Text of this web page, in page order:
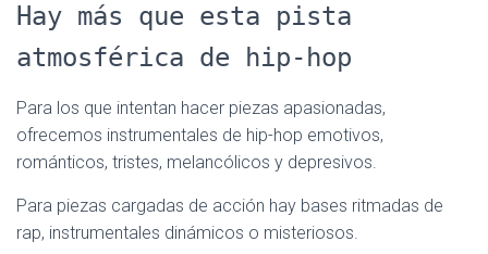
Hay más que esta pista
atmosférica de hip-hop
Para los que intentan hacer piezas apasionadas,
ofrecemos instrumentales de hip-hop emotivos,
románticos, tristes, melancólicos y depresivos.
Para piezas cargadas de acción hay bases ritmadas de
rap, instrumentales dinámicos o misteriosos.